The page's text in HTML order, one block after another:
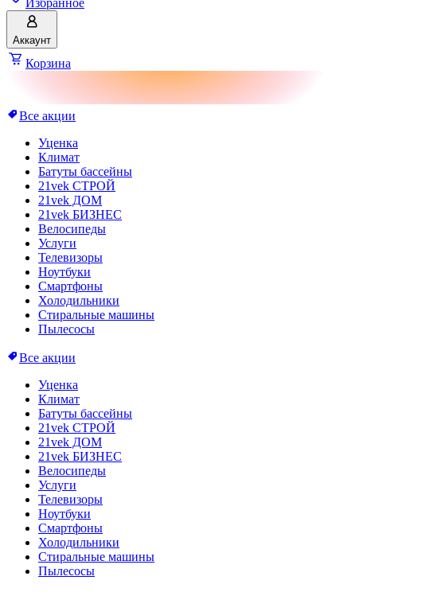
Избранное
Аккаунт
Корзина
Все акции
Уценка
Климат
Батуты бассейны
21vek СТРОЙ
21vek ДОМ
21vek БИЗНЕС
Велосипеды
Услуги
Телевизоры
Ноутбуки
Смартфоны
Холодильники
Стиральные машины
Пылесосы
Все акции
Уценка
Климат
Батуты бассейны
21vek СТРОЙ
21vek ДОМ
21vek БИЗНЕС
Велосипеды
Услуги
Телевизоры
Ноутбуки
Смартфоны
Холодильники
Стиральные машины
Пылесосы